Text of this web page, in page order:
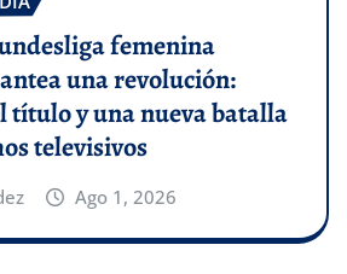
femenina
una revolución:
título y una nueva batalla
televisivos
Ago 1, 2026